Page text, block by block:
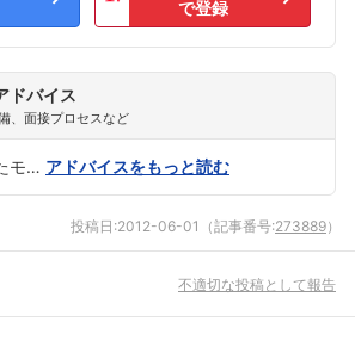
で登録
ドバイス
、面接プロセスなど
モ… アドバイスをもっと読む
投稿日:2012-06-01 （記事番号:273889）
不適切な投稿として報告